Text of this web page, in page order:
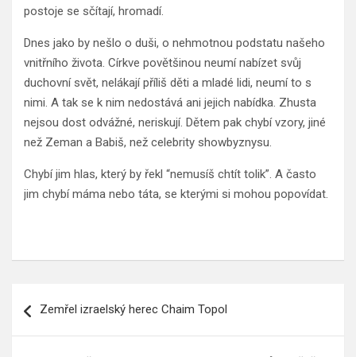
postoje se sčítají, hromadí.
Dnes jako by nešlo o duši, o nehmotnou podstatu našeho
vnitřního života. Církve povětšinou neumí nabízet svůj
duchovní svět, nelákají příliš děti a mladé lidi, neumí to s
nimi. A tak se k nim nedostává ani jejich nabídka. Zhusta
nejsou dost odvážné, neriskují. Dětem pak chybí vzory, jiné
než Zeman a Babiš, než celebrity showbyznysu.
Chybí jim hlas, který by řekl “nemusíš chtít tolik”. A často
jim chybí máma nebo táta, se kterými si mohou popovídat.
proZemřel izraelský herec Chaim Topol